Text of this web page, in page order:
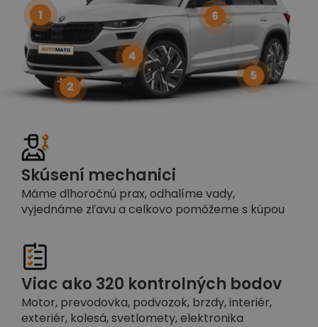
Skúsení mechanici
Máme dlhoročnú prax, odhalíme vady,
vyjednáme zľavu a celkovo pomôžeme s kúpou
Viac ako 320 kontrolných bodov
Motor, prevodovka, podvozok, brzdy, interiér,
exteriér, kolesá, svetlomety, elektronika
1
2
4
5
6